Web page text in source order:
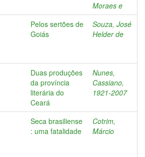
Moraes e
Pelos sertões de
Goiás
Souza, José
Helder de
Duas produções
da província
literária do
Ceará
Nunes,
Cassiano,
1921-2007
Seca brasiliense
: uma fatalidade
Cotrim,
Márcio